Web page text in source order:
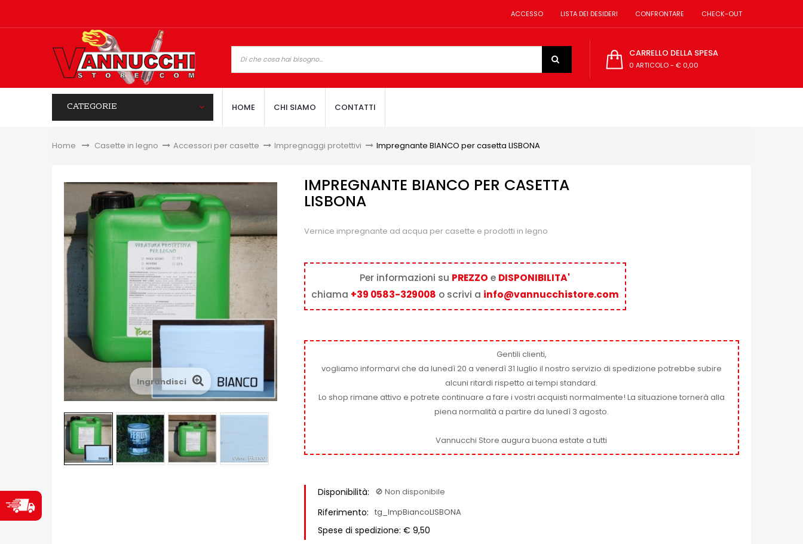
ACCESSO LISTA DEI DESIDERI CONFRONTARE CHECK-OUT
CARRELLO DELLA SPESA
0 ARTICOLO- € 0,00
CATEGORIE HOME CHI SIAMO CONTATTI
Home &gt;Casette in legno > Accessori per casette > Impregnaggi protettivi > Impregnante BIANCO per casetta LISBONA
Ingrandisci
IMPREGNANTE BIANCO PER CASETTA
LISBONA
Vernice impregnante ad acqua per casette e prodotti in legno
Per informazioni su PREZZO e DISPONIBILITA'
chiama +39 0583-329008 o scrivi a info@vannucchistore.com
Gentili clienti,
vogliamo informarvi che da lunedì 20 a venerdì 31 luglio il nostro servizio di spedizione potrebbe subire
alcuni ritardi rispetto ai tempi standard.
Lo shop rimane attivo e potrete continuare a fare i vostri acquisti normalmente! La situazione tornerà alla
piena normalità a partire da lunedì 3 agosto.
Vannucchi Store augura buona estate a tutti
Disponibilità: 🚫​ Non disponibile
Riferimento: tg_ImpBiancoLISBONA
Spese di spedizione: € 9,50